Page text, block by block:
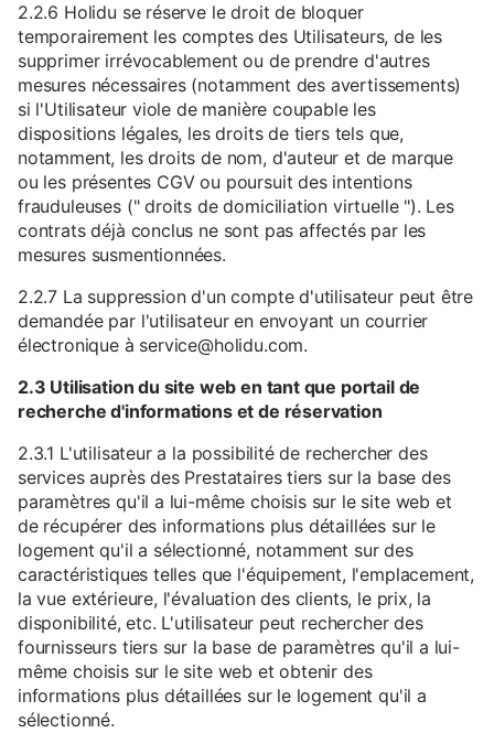
2.2.6 Holidu se réserve le droit de bloquer
temporairement les comptes des Utilisateurs, de les
supprimer irrévocablement ou de prendre d'autres
mesures nécessaires (notamment des avertissements)
si l'Utilisateur viole de manière coupable les
dispositions légales, les droits de tiers tels que,
notamment, les droits de nom, d'auteur et de marque
ou les présentes CGV ou poursuit des intentions
frauduleuses (" droits de domiciliation virtuelle "). Les
contrats déjà conclus ne sont pas affectés par les
mesures susmentionnées.
2.2.7 La suppression d'un compte d'utilisateur peut être
demandée par l'utilisateur en envoyant un courrier
électronique à service@holidu.com.
2.3 Utilisation du site web en tant que portail de
recherche d'informations et de réservation
2.3.1 L'utilisateur a la possibilité de rechercher des
services auprès des Prestataires tiers sur la base des
paramètres qu'il a lui-même choisis sur le site web et
de récupérer des informations plus détaillées sur le
logement qu'il a sélectionné, notamment sur des
caractéristiques telles que l'équipement, l'emplacement,
la vue extérieure, l'évaluation des clients, le prix, la
disponibilité, etc. L'utilisateur peut rechercher des
fournisseurs tiers sur la base de paramètres qu'il a lui-
même choisis sur le site web et obtenir des
informations plus détaillées sur le logement qu'il a
sélectionné.